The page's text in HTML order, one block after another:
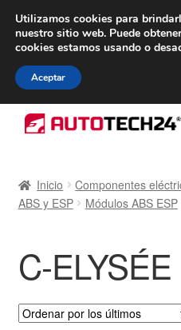
ENTREGA
De lunes a viernes
navegación
al
Caja registradora
Inicio Componentes
ABS y ESP
Módulos ABS ESP
C-ELYSÉE
Utilizamos cookies para
nuestro sitio web. Puede
cookies estamos usando o
Aceptar